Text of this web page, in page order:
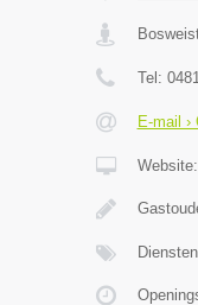
Tel:
E-mail
Website: